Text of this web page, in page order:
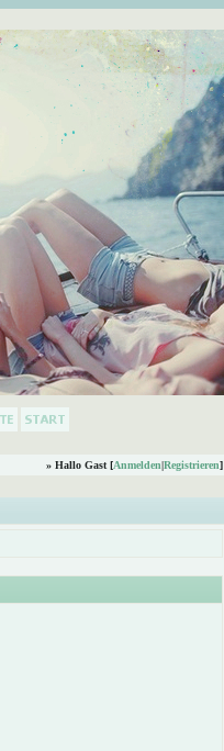
» Hallo Gast [Anmelden|Registrieren]